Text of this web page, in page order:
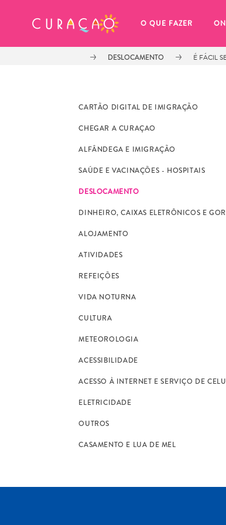
O QUE FAZER
DESLOCAMENTO É FÁCIL
CARTÃO DIGITAL DE IMIGRAÇÃO
CHEGAR A CURAÇAO
ALFÂNDEGA E IMIGRAÇÃO
SAÚDE E VACINAÇÕES - HOSPITAIS
DESLOCAMENTO
DINHEIRO, CAIXAS ELETRÔNICOS E
ALOJAMENTO
ATIVIDADES
REFEIÇÕES
VIDA NOTURNA
CULTURA
METEOROLOGIA
ACESSIBILIDADE
ACESSO À INTERNET E SERVIÇO DE
ELETRICIDADE
OUTROS
CASAMENTO E LUA DE MEL
MEUS FAVORITOS
Você ainda não salvou nenhum
Sempre que você quiser salvar algo para